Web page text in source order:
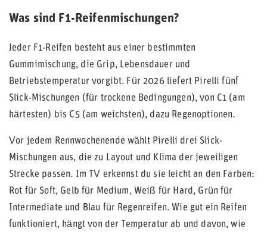
Was sind F1-Reifenmischungen?
Jeder F1-Reifen besteht aus einer bestimmten
Gummimischung, die Grip, Lebensdauer und
Betriebstemperatur vorgibt. Für 2026 liefert Pirelli fünf
Slick-Mischungen (für trockene Bedingungen), von C1 (am
härtesten) bis C5 (am weichsten), dazu Regenoptionen.
Vor jedem Rennwochenende wählt Pirelli drei Slick-
Mischungen aus, die zu Layout und Klima der jeweiligen
Strecke passen. Im TV erkennst du sie leicht an den Farben:
Rot für Soft, Gelb für Medium, Weiß für Hard, Grün für
Intermediate und Blau für Regenreifen. Wie gut ein Reifen
funktioniert, hängt von der Temperatur ab und davon, wie